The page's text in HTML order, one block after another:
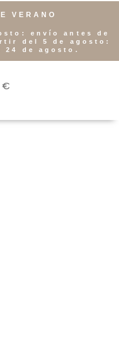
VERANO
envío antes de
del 5 de agosto:
24 de agosto.
€